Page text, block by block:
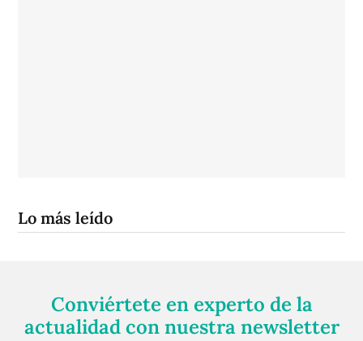
Lo más leído
Conviértete en experto de la
actualidad con nuestra newsletter